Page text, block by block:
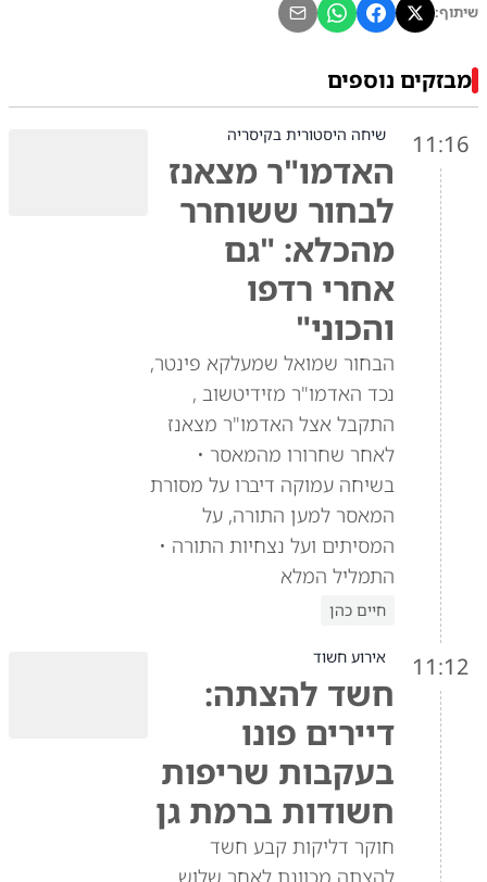
שיתוף:
מבזקים נוספים
11:16 שיחה היסטורית בקיסריה
האדמו"ר מצאנז
לבחור ששוחרר
מהכלא: "גם
אחרי רדפו
והכוני"
הבחור שמואל שמעלקא פינטר,
נכד האדמו"ר מזידיטשוב ,
התקבל אצל האדמו"ר מצאנז
לאחר שחרורו מהמאסר •
בשיחה עמוקה דיברו על מסורת
המאסר למען התורה, על
המסיתים ועל נצחיות התורה •
התמליל המלא
חיים כהן
11:12 אירוע חשוד
חשד להצתה:
דיירים פונו
בעקבות שריפות
חשודות ברמת גן
חוקר דליקות קבע חשד
להצתה מכוונת לאחר שלוש